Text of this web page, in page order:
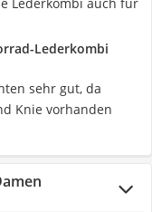
Lederkombi
sehr gut, da
Knie vorhanden